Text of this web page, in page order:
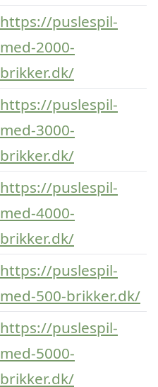
https://puslespil-
med-2000-
brikker.dk/
https://puslespil-
med-3000-
brikker.dk/
https://puslespil-
med-4000-
brikker.dk/
https://puslespil-
med-500-brikker.dk/
https://puslespil-
med-5000-
brikker.dk/